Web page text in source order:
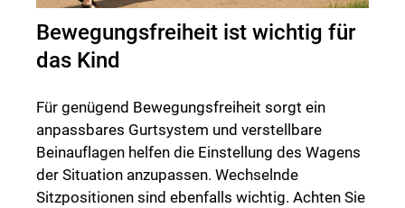
Bewegungsfreiheit ist wichtig für
das Kind
Für genügend Bewegungsfreiheit sorgt ein
anpassbares Gurtsystem und verstellbare
Beinauflagen helfen die Einstellung des Wagens
der Situation anzupassen. Wechselnde
Sitzpositionen sind ebenfalls wichtig. Achten Sie